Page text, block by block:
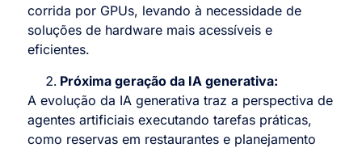
corrida por GPUs, levando à necessidade de
soluções de hardware mais acessíveis e
eficientes.
Próxima geração da IA generativa:
A evolução da IA generativa traz a perspectiva de
agentes artificiais executando tarefas práticas,
como reservas em restaurantes e planejamento